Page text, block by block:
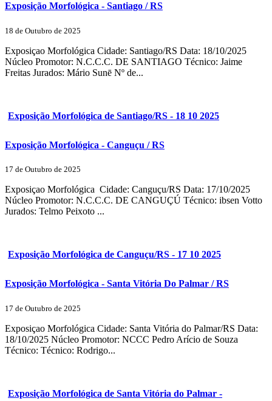
Exposição Morfológica - Santiago / RS
18 de Outubro de 2025
Exposiçao Morfológica Cidade: Santiago/RS Data: 18/10/2025
Núcleo Promotor: N.C.C.C. DE SANTIAGO Técnico: Jaime
Freitas Jurados: Mário Sunē Nº de...
Exposição Morfológica de Santiago/RS - 18 10 2025
Exposição Morfológica - Canguçu / RS
17 de Outubro de 2025
Exposiçao Morfológica Cidade: Canguçu/RS Data: 17/10/2025
Núcleo Promotor: N.C.C.C. DE CANGUÇÚ Técnico: ibsen Votto
Jurados: Telmo Peixoto ...
Exposição Morfológica de Canguçu/RS - 17 10 2025
Exposição Morfológica - Santa Vitória Do Palmar / RS
17 de Outubro de 2025
Exposiçao Morfológica Cidade: Santa Vitória do Palmar/RS Data:
18/10/2025 Núcleo Promotor: NCCC Pedro Arício de Souza
Técnico: Técnico: Rodrigo...
Exposição Morfológica de Santa Vitória do Palmar -